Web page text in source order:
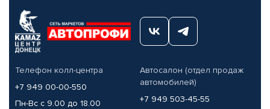
Телефон колл-центра
+7 949 00-00-550
Пн-Вс с 9.00 до 18.00
Автосалон (отдел продаж
автомобилей)
+7 949 503-45-55